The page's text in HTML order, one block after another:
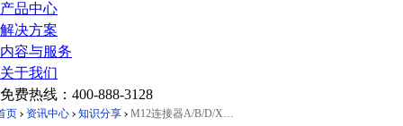
产品中心
解决方案
内容与服务
关于我们
免费热线： 400-888-3128
页 资讯中心 知识分享 M12连接器A/B/D/X码选型指南：工业圆形连接器适配技巧